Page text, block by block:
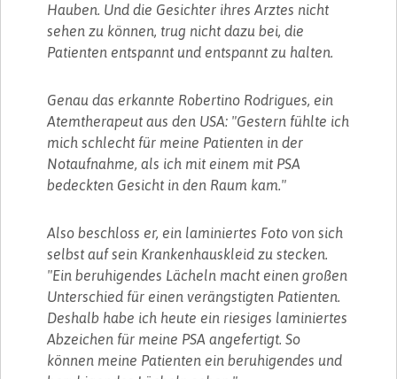
Hauben. Und die Gesichter ihres Arztes nicht
sehen zu können, trug nicht dazu bei, die
Patienten entspannt und entspannt zu halten.
Genau das erkannte Robertino Rodrigues, ein
Atemtherapeut aus den USA: "Gestern fühlte ich
mich schlecht für meine Patienten in der
Notaufnahme, als ich mit einem mit PSA
bedeckten Gesicht in den Raum kam."
Also beschloss er, ein laminiertes Foto von sich
selbst auf sein Krankenhauskleid zu stecken.
"Ein beruhigendes Lächeln macht einen großen
Unterschied für einen verängstigten Patienten.
Deshalb habe ich heute ein riesiges laminiertes
Abzeichen für meine PSA angefertigt. So
können meine Patienten ein beruhigendes und